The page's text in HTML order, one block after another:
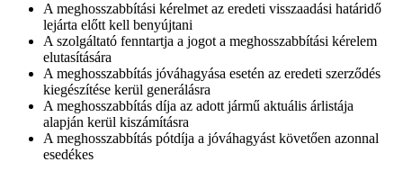
A meghosszabbítási kérelmet az eredeti visszaadási határidő
lejárta előtt kell benyújtani
A szolgáltató fenntartja a jogot a meghosszabbítási kérelem
elutasítására
A meghosszabbítás jóváhagyása esetén az eredeti szerződés
kiegészítése kerül generálásra
A meghosszabbítás díja az adott jármű aktuális árlistája
alapján kerül kiszámításra
A meghosszabbítás pótdíja a jóváhagyást követően azonnal
esedékes